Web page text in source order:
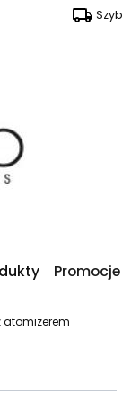
Promocje
atomizerem